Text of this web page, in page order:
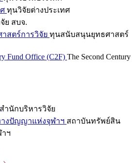
ทุนวิจัยต่างประเทศ
ย สบจ.
สตร์การวิจัย ทุนสนับสนุนยุทธศาสตร์
Fund Office (C2F) The Second Century
สำนักบริหารวิจัย
งปัญญาแห่งจุฬาฯ สถาบันทรัพย์สิน
ฯ